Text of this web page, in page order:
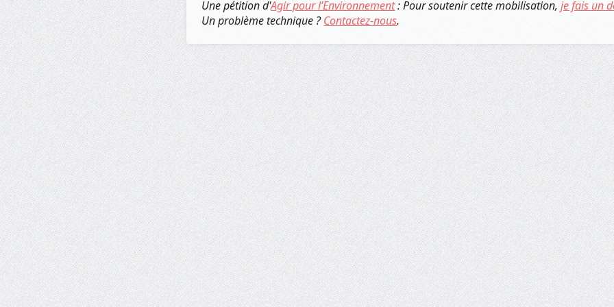
Une pétition d'Agir pour l’Environnement: Pour soutenir cette mobilisation,je fais un
Un problème technique ?Contactez-nous.